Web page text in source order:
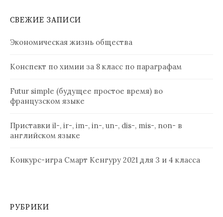
СВЕЖИЕ ЗАПИСИ
Экономическая жизнь общества
Конспект по химии за 8 класс по параграфам
Futur simple (будущее простое время) во
французском языке
Приставки il-, ir-, im-, in-, un-, dis-, mis-, non- в
английском языке
Конкурс-игра Смарт Кенгуру 2021 для 3 и 4 класса
РУБРИКИ